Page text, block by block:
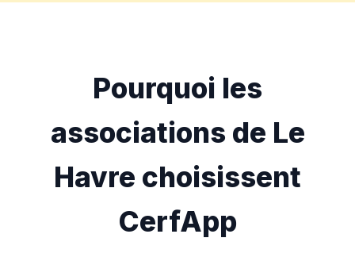
Pourquoi les
associations de Le
Havre choisissent
CerfApp